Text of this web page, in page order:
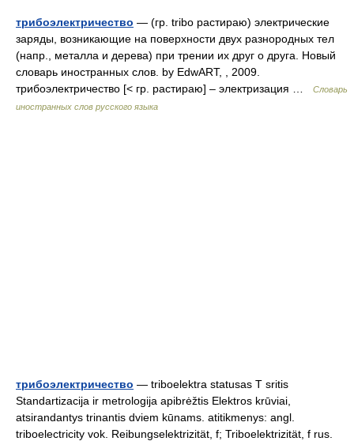
трибоэлектричество — (гр. tribo растираю) электрические
заряды, возникающие на поверхности двух разнородных тел
(напр., металла и дерева) при трении их друг о друга. Новый
словарь иностранных слов. by EdwART, , 2009.
трибоэлектричество [< гр. растираю] – электризация …
Словарь
иностранных слов русского языка
трибоэлектричество — triboelektra statusas T sritis
Standartizacija ir metrologija apibrėžtis Elektros krūviai,
atsirandantys trinantis dviem kūnams. atitikmenys: angl.
triboelectricity vok. Reibungselektrizität, f; Triboelektrizität, f rus.